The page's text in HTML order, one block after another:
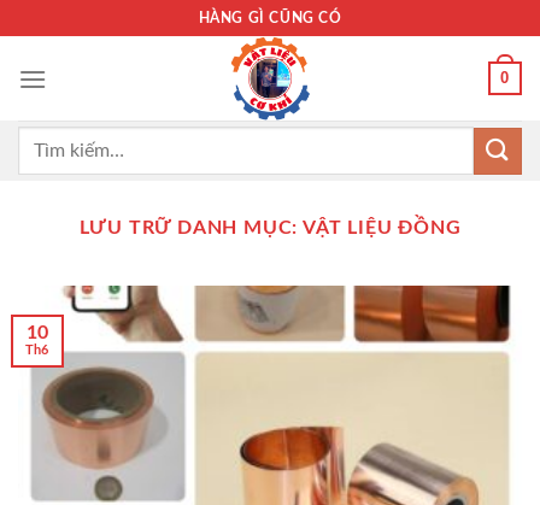
nội
HÀNG GÌ CŨNG CÓ
0
Tìm
LƯU TRỮ DANH MỤC: VẬT LIỆU ĐỒNG
10
Th6